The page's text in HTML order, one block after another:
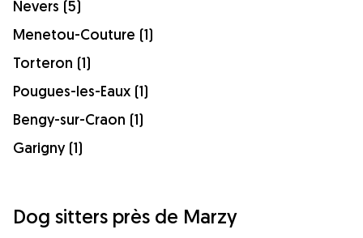
Nevers (5)
Menetou-Couture (1)
Torteron (1)
Pougues-les-Eaux (1)
Bengy-sur-Craon (1)
Garigny (1)
Dog sitters près de Marzy